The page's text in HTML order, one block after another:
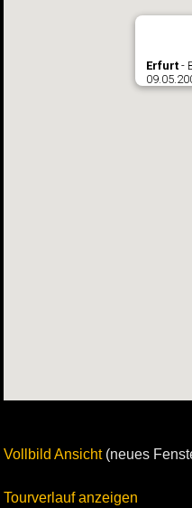
Erfurt-
Vollbild Ansicht(neues
Tourverlauf anzeigen